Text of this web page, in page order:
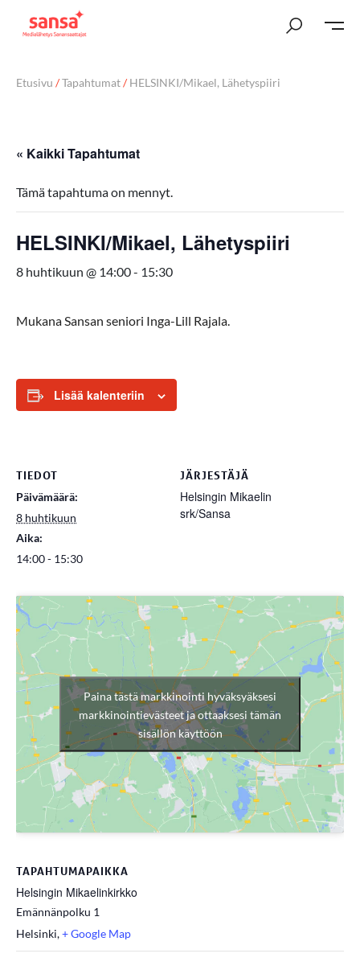
Etusivu /Tapahtumat/HELSINKI/Mikael, Lähetyspiiri
« Kaikki Tapahtumat
Tämä tapahtuma on mennyt.
HELSINKI/Mikael, Lähetyspiiri
8 huhtikuun @ 14:00- 15:30
Mukana Sansan seniori Inga-Lill Rajala.
Lisää kalenteriin
TIEDOT
Päivämäärä:
8 huhtikuun
Aika:
14:00 - 15:30
JÄRJESTÄJÄ
Helsingin Mikaelin
srk/Sansa
TAPAHTUMAPAIKKA
Helsingin Mikaelinkirkko
Emännänpolku 1
Helsinki,+ Google Map
Paina tästä markkinointi hyväksyäksesi
markkinointievästeet ja ottaaksesi tämän
sisällön käyttöön